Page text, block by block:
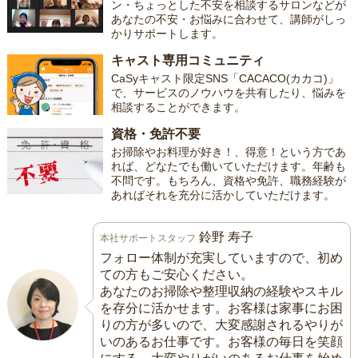
ン・ちょっとした不安を相談するサロンなどが
あなたの不安・お悩みに合わせて、講師がしっ
かりサポートします。
キャスト専用コミュニティ
CaSyキャスト限定SNS「CACACO(カカコ)」
で、サービスのノウハウを共有したり、悩みを
相談することができます。
資格・免許不要
お掃除やお料理が好き！、得意！という方であ
れば、どなたでも働いていただけます。年齢も
不問です。もちろん、資格や免許、職務経験が
あればそれを充分に活かしていただけます。
本社サポートスタッフ 鈴野 寿子
フォロー体制が充実していますので、初め
ての方もご安心ください。
あなたのお掃除や整理収納の経験やスキル
を存分に活かせます。お客様は家事にお困
りの方が多いので、大変感謝されるやりが
いのあるお仕事です。お客様の毎日を笑顔